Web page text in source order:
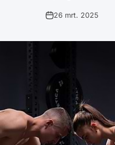
26 mrt. 2025